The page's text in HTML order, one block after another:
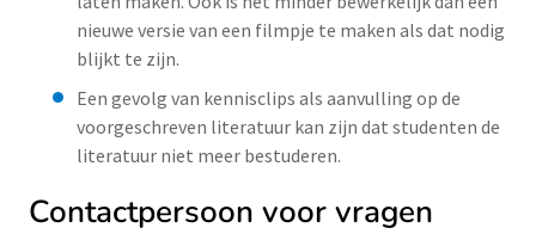
nieuwe versie van een filmpje te maken als dat nodig
blijkt te zijn.
Een gevolg van kennisclips als aanvulling op de
voorgeschreven literatuur kan zijn dat studenten de
literatuur niet meer bestuderen.
Contactpersoon voor vragen